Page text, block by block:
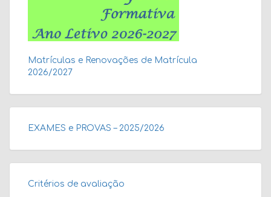
Matrículas e Renovações de Matrícula
2026/2027
EXAMES e PROVAS – 2025/2026
Critérios de avaliação